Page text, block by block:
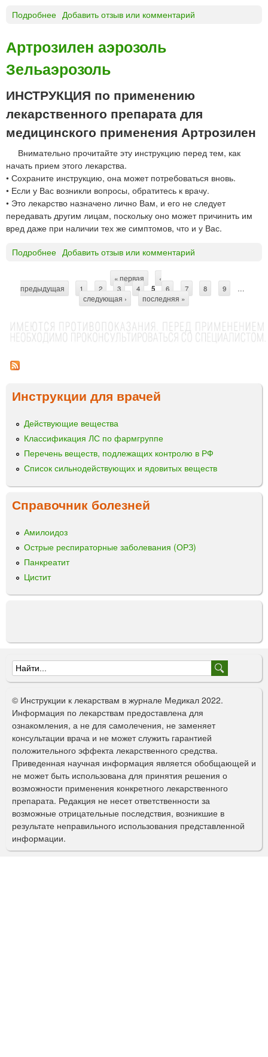
в
н
у
р
м
ы
е
ч
н
о
г
о
в
е
н
я
А
б
е
Ф
р
м
а
л
ф
а
р
м
а
Подробнее
т
р
о
з
и
л
е
н
г
е
л
ь
Д
о
м
Добавить отзыв или комментарий
Артрозилен аэрозоль
Зельаэрозоль
ИНСТРУКЦИЯ по применению
лекарственного препарата для
медицинского применения Артрозилен
Внимательно прочитайте эту инструкцию перед тем, как
начать прием этого лекарства.
• Сохраните инструкцию, она может потребоваться вновь.
• Если у Вас возникли вопросы, обратитесь к врачу.
• Это лекарство назначено лично Вам, и его не следует
передавать другим лицам, поскольку оно может причинить им
вред даже при наличии тех же симптомов, что и у Вас.
Подробнее
т
и
э
о
з
о
л
З
е
а
э
р
Добавить отзыв или комментарий
р
а
н
ц
« первая
‹
предыдущая
1 2 3 4 5 6 7 8 9
…
следующая ›
последняя »
Инструкции для врачей
Действующие вещества
Классификация ЛС по фармгруппе
Перечень веществ, подлежащих контролю в РФ
Список сильнодействующих и ядовитых веществ
Справочник болезней
Амилоидоз
Острые респираторные заболевания (ОРЗ)
Панкреатит
Цистит
Ф
о
р
м
а
п
о
и
с
к
© Инструкции к лекарствам в журнале Медикал 2022.
Информация по лекарствам предоставлена для
ознакомления, а не для самолечения, не заменяет
консультации врача и не может служить гарантией
положительного эффекта лекарственного средства.
Приведенная научная информация является обобщающей и
не может быть использована для принятия решения о
возможности применения конкретного лекарственного
препарата. Редакция не несет ответственности за
возможные отрицательные последствия, возникшие в
результате неправильного использования представленной
информации.